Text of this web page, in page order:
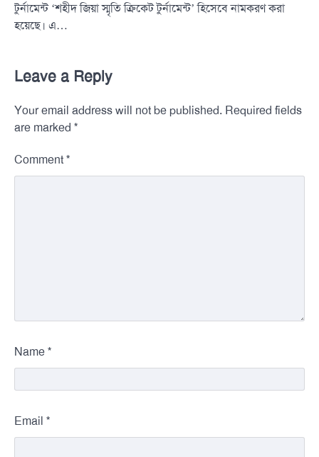
টুর্নামেন্ট ‘শহীদ জিয়া স্মৃতি ক্রিকেট টুর্নামেন্ট’ হিসেবে নামকরণ করা
হয়েছে। এ…
Leave a Reply
Your email address will not be published. Required fields
are marked *
Comment *
Name *
Email *